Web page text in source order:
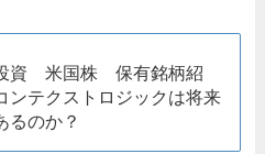
資 米国株 保有銘柄紹
テクストロジックは将来
るのか？